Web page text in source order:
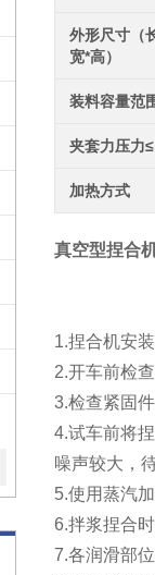
外形尺寸（
宽*高）
装料容量范
夹套力压力≤
加热方式
真空型捏合
1.捏合机安
2.开车前检
3.检查紧固
4.试车前将
噪声较大，
5.使用蒸汽
6.拌浆捏合
7.各润滑部